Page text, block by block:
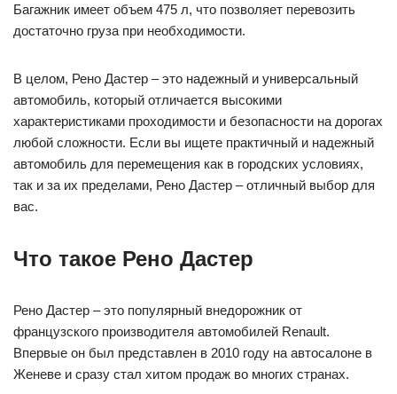
Багажник имеет объем 475 л, что позволяет перевозить
достаточно груза при необходимости.
В целом, Рено Дастер – это надежный и универсальный
автомобиль, который отличается высокими
характеристиками проходимости и безопасности на дорогах
любой сложности. Если вы ищете практичный и надежный
автомобиль для перемещения как в городских условиях,
так и за их пределами, Рено Дастер – отличный выбор для
вас.
Что такое Рено Дастер
Рено Дастер – это популярный внедорожник от
французского производителя автомобилей Renault.
Впервые он был представлен в 2010 году на автосалоне в
Женеве и сразу стал хитом продаж во многих странах.